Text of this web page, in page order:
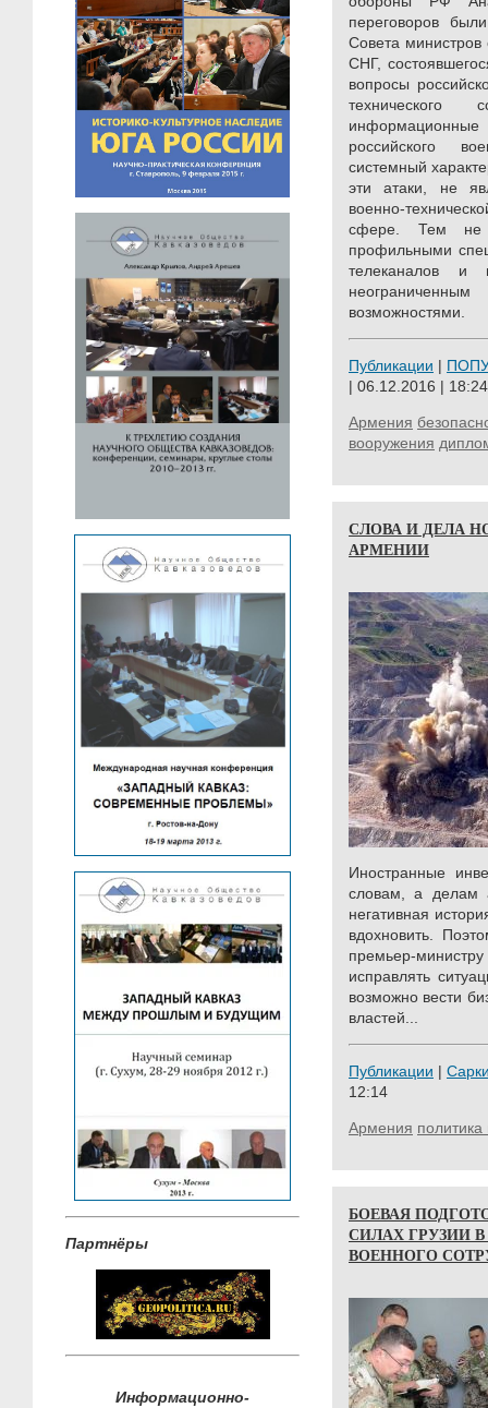
Партнёры
Информационно-
переговоров
Совета министров
СНГ,
вопросы
технического
российского
системный
эти атаки, не
военно-
сфере. Тем не
профильными
телеканалов и
возможностями.
Публикации |
| 06.12.2016 | 18:24
Армения
вооружения
СЛОВА И ДЕЛА
АРМЕНИИ
Иностранные
словам, а делам
негативная
вдохновить.
премьер-
исправлять
возможно вести
властей...
Публикации |
12:14
Армения
БОЕВАЯ
СИЛАХ ГРУЗИИ
ВОЕННОГО